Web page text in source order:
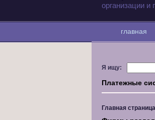
организации
главная
Я ищу:
Платежные
Главная страница